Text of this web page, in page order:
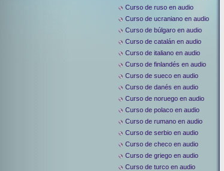
Curso de ruso en audio
Curso de ucraniano en audio
Curso de búlgaro en audio
Curso de catalán en audio
Curso de italiano en audio
Curso de finlandés en audio
Curso de sueco en audio
Curso de danés en audio
Curso de noruego en audio
Curso de polaco en audio
Curso de rumano en audio
Curso de serbio en audio
Curso de checo en audio
Curso de griego en audio
Curso de turco en audio